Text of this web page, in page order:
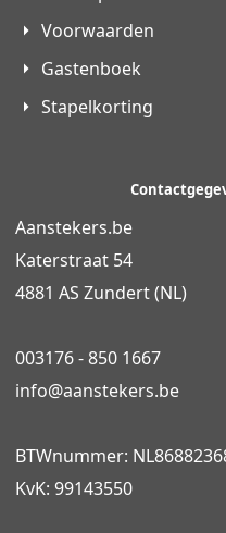
Voorwaarden
Gastenboek
Stapelkorting
Aanstekers.be
Katerstraat 54
4881 AS Zundert (NL)
003176 - 850 1667
info@aanstekers.be
BTWnummer:
KvK: 99143550